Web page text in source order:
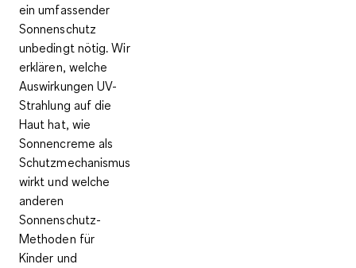
ein umfassender
Sonnenschutz
unbedingt nötig. Wir
erklären, welche
Auswirkungen UV-
Strahlung auf die
Haut hat, wie
Sonnencreme als
Schutzmechanismus
wirkt und welche
anderen
Sonnenschutz-
Methoden für
Kinder und